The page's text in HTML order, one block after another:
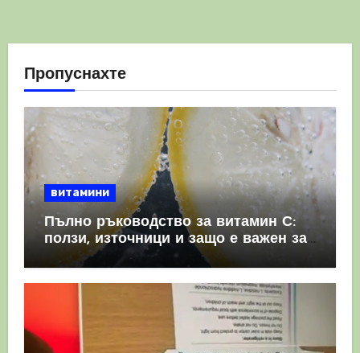
Пропуснахте
витамини
Пълно ръководство за витамин С:
ползи, източници и защо е важен за
имунната система